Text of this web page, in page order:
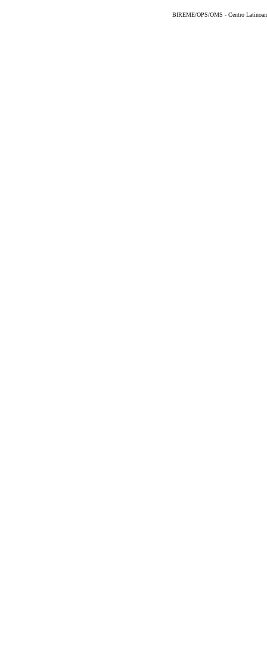
BIREME/OPS/OMS - Centro